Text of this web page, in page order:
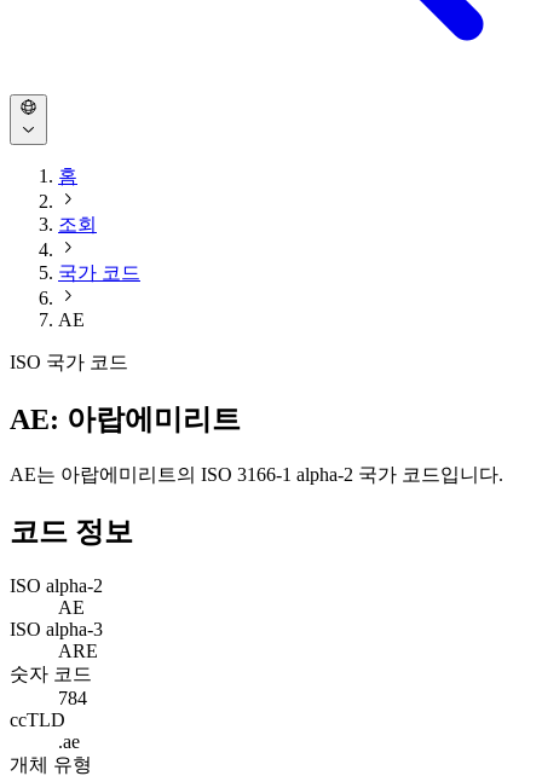
홈
조회
국가 코드
AE
ISO 국가 코드
AE: 아랍에미리트
AE는 아랍에미리트의 ISO 3166-1 alpha-2 국가 코드입니다.
코드 정보
ISO alpha-2
AE
ISO alpha-3
ARE
숫자 코드
784
ccTLD
.ae
개체 유형